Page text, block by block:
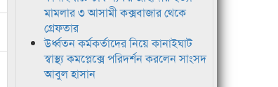
মামলার ৩ আসামী কক্সবাজার থেকে
গ্রেফতার
উর্ধ্বতন কর্মকর্তাদের নিয়ে কানাইঘাট
স্বাস্থ্য কমপ্লেক্সে পরিদর্শন করলেন সাংসদ
আবুল হাসান